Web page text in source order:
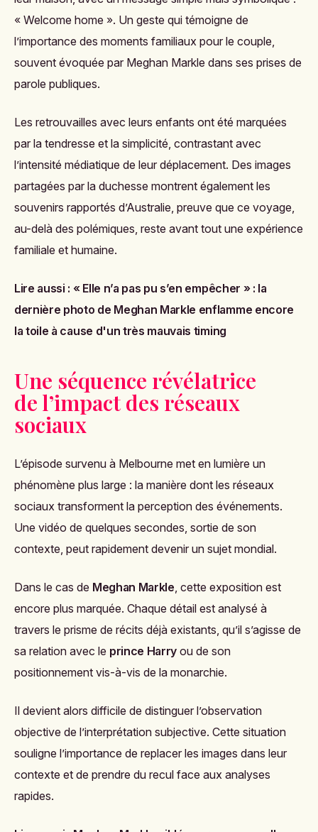
« Welcome home ». Un geste qui témoigne de
l’importance des moments familiaux pour le couple,
souvent évoquée par Meghan Markle dans ses prises de
parole publiques.
Les retrouvailles avec leurs enfants ont été marquées
par la tendresse et la simplicité, contrastant avec
l’intensité médiatique de leur déplacement. Des images
partagées par la duchesse montrent également les
souvenirs rapportés d’Australie, preuve que ce voyage,
au-delà des polémiques, reste avant tout une expérience
familiale et humaine.
Lire aussi : « Elle n’a pas pu s’en empêcher » : la
dernière photo de Meghan Markle enflamme encore
la toile à cause d'un très mauvais timing
Une séquence révélatrice
de l’impact des réseaux
sociaux
L’épisode survenu à Melbourne met en lumière un
phénomène plus large : la manière dont les réseaux
sociaux transforment la perception des événements.
Une vidéo de quelques secondes, sortie de son
contexte, peut rapidement devenir un sujet mondial.
Dans le cas de Meghan Markle, cette exposition est
encore plus marquée. Chaque détail est analysé à
travers le prisme de récits déjà existants, qu’il s’agisse de
sa relation avec le prince Harry ou de son
positionnement vis-à-vis de la monarchie.
Il devient alors difficile de distinguer l’observation
objective de l’interprétation subjective. Cette situation
souligne l’importance de replacer les images dans leur
contexte et de prendre du recul face aux analyses
rapides.